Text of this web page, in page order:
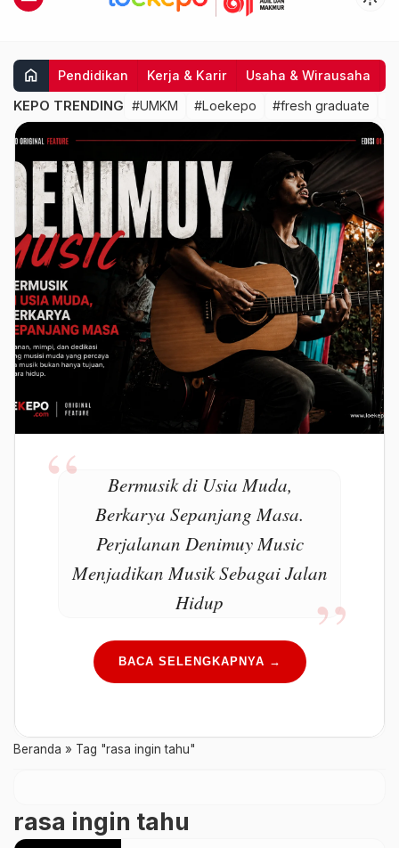
home Pendidikan Kerja & Karir Usaha & Wirausaha
KEPO TRENDING #UMKM #Loekepo #fresh graduate
Bermusik di Usia Muda,
Berkarya Sepanjang Masa.
Perjalanan Denimuy Music
Menjadikan Musik Sebagai Jalan
Hidup
BACA SELENGKAPNYA →
Beranda » Tag "rasa ingin tahu"
rasa ingin tahu